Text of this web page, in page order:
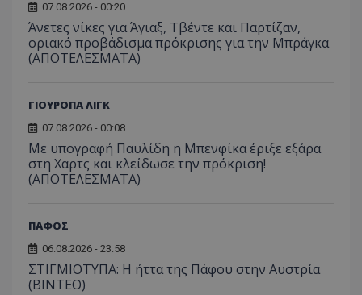
07.08.2026 - 00:20
Άνετες νίκες για Άγιαξ, Τβέντε και Παρτίζαν,
οριακό προβάδισμα πρόκρισης για την Μπράγκα
(ΑΠΟΤΕΛΕΣΜΑΤΑ)
ΓΙΟΥΡΟΠΑ ΛΙΓΚ
07.08.2026 - 00:08
Με υπογραφή Παυλίδη η Μπενφίκα έριξε εξάρα
στη Χαρτς και κλείδωσε την πρόκριση!
(ΑΠΟΤΕΛΕΣΜΑΤΑ)
ΠΑΦΟΣ
06.08.2026 - 23:58
ΣΤΙΓΜΙΟΤΥΠΑ: Η ήττα της Πάφου στην Αυστρία
(ΒΙΝΤΕΟ)